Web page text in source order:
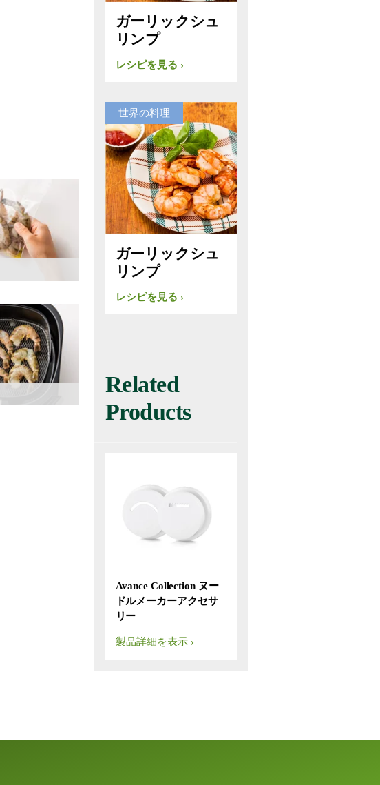
ガーリックシュ
リンプ
レシピを見る
世界の料理
ガーリックシュ
リンプ
レシピを見る
Related
Products
Avance Collection ヌー
ドルメーカーアクセサ
リー
製品詳細を表示